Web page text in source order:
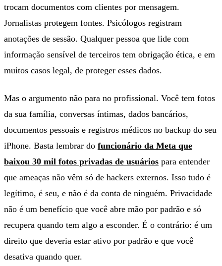
trocam documentos com clientes por mensagem.
Jornalistas protegem fontes. Psicólogos registram
anotações de sessão. Qualquer pessoa que lide com
informação sensível de terceiros tem obrigação ética, e em
muitos casos legal, de proteger esses dados.
Mas o argumento não para no profissional. Você tem fotos
da sua família, conversas íntimas, dados bancários,
documentos pessoais e registros médicos no backup do seu
iPhone. Basta lembrar do funcionário da Meta que
baixou 30 mil fotos privadas de usuários para entender
que ameaças não vêm só de hackers externos. Isso tudo é
legítimo, é seu, e não é da conta de ninguém. Privacidade
não é um benefício que você abre mão por padrão e só
recupera quando tem algo a esconder. É o contrário: é um
direito que deveria estar ativo por padrão e que você
desativa quando quer.